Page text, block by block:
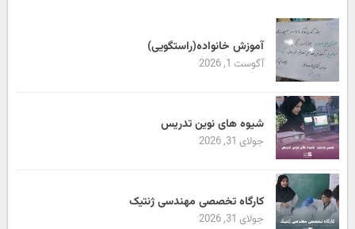
آموزش خانواده(راستگویی)
آگوست 1, 2026
شیوه های نوین تدریس
جولای 31, 2026
کارگاه تخصصی مهندسی ژنتیک
جولای 31, 2026